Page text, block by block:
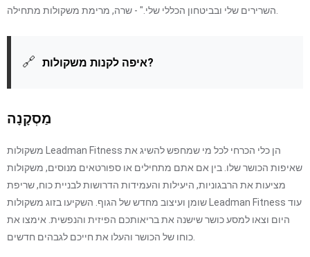
השרירים שלי ובביטחון הכללי שלי." - שרה, מרימת משקולות מתחילה.
🔗 איפה לקנות משקולות?
מַסְקָנָה
משקולות Leadman Fitness הן כלי הכרחי לכל מי שמחפש להשיג את
שאיפות הכושר שלו. בין אם אתם מתחילים או ספורטאים מנוסים, משקולות
מציעות את הרבגוניות, היעילות והעמידות הדרושות לבניית כוח, שריפת
שומן ועיצוב מחדש של הגוף. השקיעו בזוג משקולות Leadman Fitness עוד
היום וצאו למסע כושר שישנה את בריאותכם הפיזית והנפשית. אימצו את
כוחו של הכושר והעלו את חייכם לגבהים חדשים.